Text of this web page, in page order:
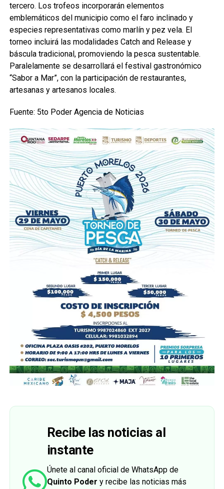
tercero. Los trofeos incorporarán elementos
emblemáticos del municipio como el faro inclinado y
especies representativas como marlín y pez vela. El
torneo incluirá las modalidades Catch and Release y
báscula tradicional, promoviendo la pesca sustentable.
Paralelamente se desarrollará el festival gastronómico
“Sabor a Mar”, con la participación de restaurantes,
artesanas y artesanos locales.
Fuente: 5to Poder Agencia de Noticias
Recibe las noticias al
instante
Únete al canal oficial de WhatsApp de
Quinto Poder y recibe las noticias más